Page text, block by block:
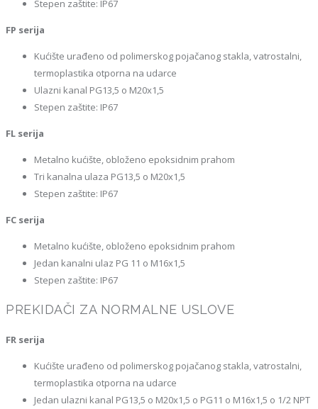
Stepen zaštite: IP67
FP serija
Kućište urađeno od polimerskog pojačanog stakla, vatrostalni,
termoplastika otporna na udarce
Ulazni kanal PG13,5 o M20x1,5
Stepen zaštite: IP67
FL serija
Metalno kućište, obloženo epoksidnim prahom
Tri kanalna ulaza PG13,5 o M20x1,5
Stepen zaštite: IP67
FC serija
Metalno kućište, obloženo epoksidnim prahom
Jedan kanalni ulaz PG 11 o M16x1,5
Stepen zaštite: IP67
PREKIDAČI ZA NORMALNE USLOVE
FR serija
Kućište urađeno od polimerskog pojačanog stakla, vatrostalni,
termoplastika otporna na udarce
Jedan ulazni kanal PG13,5 o M20x1,5 o PG11 o M16x1,5 o 1/2 NPT